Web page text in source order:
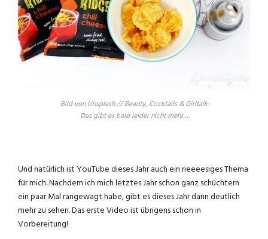
Bild von Unsplash // Beauty, Cocktails & Girltalk
Das gibt es bald leider nicht mehr…
Und natürlich ist YouTube dieses Jahr auch ein rieeeesiges Thema
für mich. Nachdem ich mich letztes Jahr schon ganz schüchtern
ein paar Mal rangewagt habe, gibt es dieses Jahr dann deutlich
mehr zu sehen. Das erste Video ist übrigens schon in
Vorbereitung!